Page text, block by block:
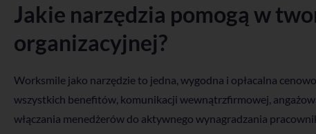
Jakie narzędzia pomogą w
organizacyjnej?
Worksmile jako narzędzie to jedna, wygodna i opłacalna
wszystkich benefitów, komunikacji wewnątrzfirmowej,
włączania menedżerów do aktywnego wynagradzania